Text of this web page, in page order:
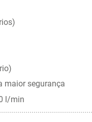
maior segurança
l/min